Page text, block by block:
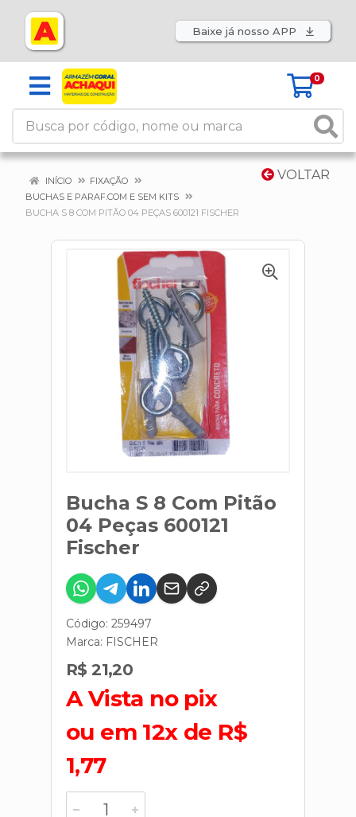
Baixe já nosso APP
0
VOLTAR
INÍCIO
FIXAÇÃO
BUCHAS E PARAF.COM E SEM KITS
BUCHA S 8 COM PITÃO 04 PEÇAS 600121 FISCHER
Bucha S 8 Com Pitão
04 Peças 600121
Fischer
Código: 259497
Marca: FISCHER
R$ 21,20
A Vista no pix
ou em 12x de R$
1,77